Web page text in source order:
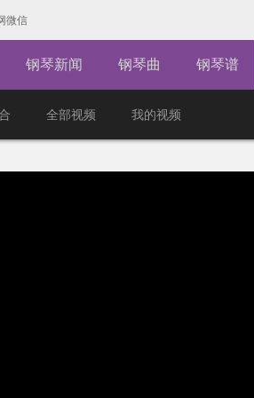
微信
钢琴新闻 钢琴曲 钢琴谱
全部视频 我的视频